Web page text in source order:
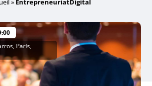
» EntrepreneuriatDigital
Paris,